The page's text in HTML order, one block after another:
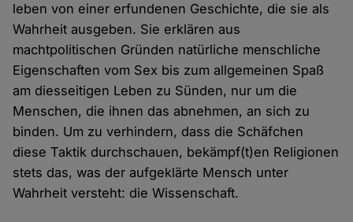
leben von einer erfundenen Geschichte, die sie als
Wahrheit ausgeben. Sie erklären aus
machtpolitischen Gründen natürliche menschliche
Eigenschaften vom Sex bis zum allgemeinen Spaß
am diesseitigen Leben zu Sünden, nur um die
Menschen, die ihnen das abnehmen, an sich zu
binden. Um zu verhindern, dass die Schäfchen
diese Taktik durchschauen, bekämpf(t)en Religionen
stets das, was der aufgeklärte Mensch unter
Wahrheit versteht: die Wissenschaft.